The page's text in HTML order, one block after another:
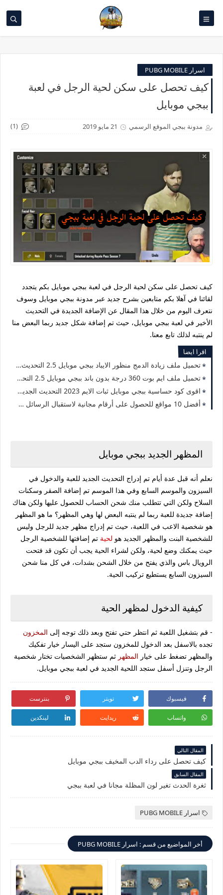
اسرار PUBG MOBILE
كيف تحصل على سكن لحية الرجل في لعبة
ببجي موبايل
مدونة ببجي الموقع الرسمي 21 مايو 2019 (1)
كيف تحصل على سكن لحية الرجل في لعبة ببجي موبايل بكم يتجدد
لقائنا في آهلا بكم متابعين بشرح جديد عبر مدونة ببجي موبايل وسوف
نتعرف اليوم من خلال هذا المقال عن الإضافة الجديدة في التحديث
الأخير في لعبة ببجي موبايل، حيث تم إضافة شكل جديد ربما البعض منا
لم ينتبه لذلك تابع معنا.
اقرا ايضا
تحميل ملف زيادة الدمج منظور الايباد ببجي موبايل 2.5 التحديث الجديد 2023
تحميل ملف ايم بوت 360 درجة بدون باند ببجي موبايل 2.5 التحديث الجديد 2023
اقوى كود حساسية ببجي موبايل ثبات الايم 2023 التحديث الجديد 2.5
أفضل 10 مواقع للحصول على أرقام مجانية لاستقبال الرسائل 2023
المظهر الجديد ببجي موبايل
نعلم أنه قبل عدة أيام تم إدراج التحديث الجديد للعبة والدخول في
السيزون والموسم السابع وفي هذا الموسم تم إضافة الصقر وسكنات
السلاح ولكن التي تتطلب منك شحن الحساب للحصول عليها ولكن هناك
إضافة جديدة للعبة ربما لم ينتبه البعض لها وهي المظهر؟ ما هو المظهر
هو شخصية الاعب في اللعبة، حيث تم إدراج مظهر جديد للرجل وليس
للشخصية البنت والمظهر الجديد هو لحية تم إضافتها للشخصية الرجل
حيث يمكنك وضع لحية، ولكن لشراء الحية يجب أن تكون قد فتحت
الرويال باس والذي يفتح من خلال الشحن بشدات، في كل منا شحن
السيزون السابع يستطيع تركيب الحية.
كيفية الدخول لمظهر الحية
- قم بتشغيل اللعبة ثم انتظر حتي تفتح وبعد ذلك توجه إلى المخزون
تجده بالاسفل بعد الدخول للمخزون ستجد على اليسار خيار تفكيك
والمظهر تضغط على خيار المظهر ثم ستظهر الشخصيات تختار شخصية
الرجل وتنزل أسفل ستجد اللحية الجديد في لعبة ببجي موبايل.
فيسبوك تويتر بنترست
واتساب ريدايت لينكدين
المقال التالي
كيف تحصل على رداء الدب المخيف ببجي موبايل
المقال السابق
ثغرة الحدث تغير لون المظلة مجانا في لعبة ببجي
اسرار PUBG MOBILE
أخر المواضيع من قسم : اسرار PUBG MOBILE